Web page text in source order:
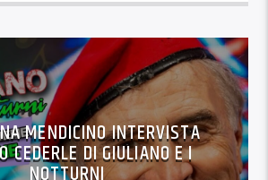
MENDICINO INTERVISTA
CEDERLE DI GIULIANO E I